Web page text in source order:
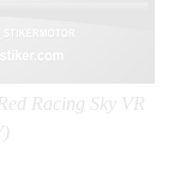
Racing Sky VR